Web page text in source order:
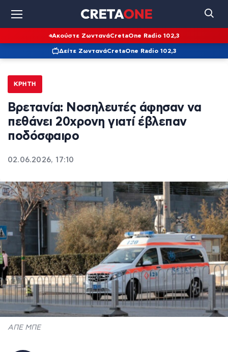
Ακούστε ΖωντανάCretaOne Radio 102,3
Δείτε ΖωντανάCretaOne Radio 102,3
ΚΡΉΤΗ
Βρετανία: Νοσηλευτές άφησαν να
πεθάνει 20χρονη γιατί έβλεπαν
ποδόσφαιρο
02.06.2026, 17:10
ΑΠΕ ΜΠΕ